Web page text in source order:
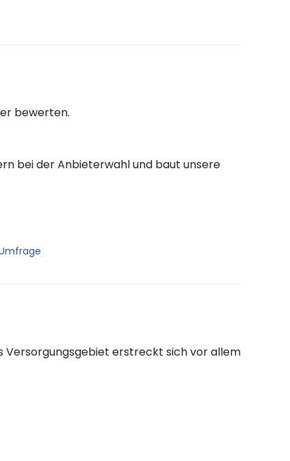
bewerten.
bei der Anbieterwahl und baut unsere
Versorgungsgebiet erstreckt sich vor allem